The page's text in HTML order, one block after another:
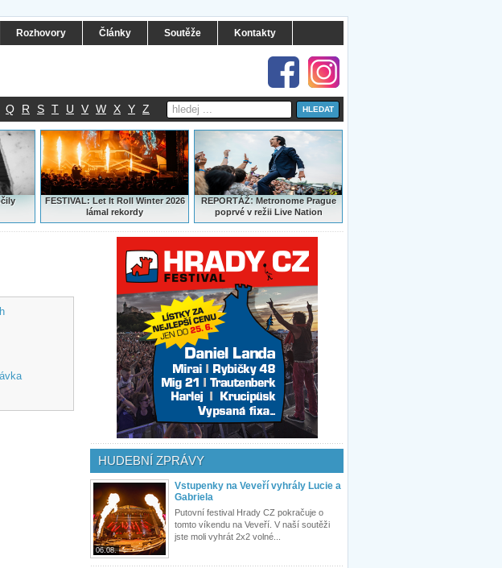
Rozhovory Články Soutěže Kontakty
Q R S T U V W X Y Z
FESTIVAL: Let It Roll Winter 2026
lámal rekordy
REPORTÁŽ:Metronome Prague
poprvé v režii Live Nation
HUDEBNÍ ZPRÁVY
06.08.
Vstupenky na Veveří vyhrály Lucie a
Gabriela
Putovní festival Hrady CZ pokračuje o
tomto víkendu na Veveří. V naší soutěži
jste moli vyhrát 2x2 volné...